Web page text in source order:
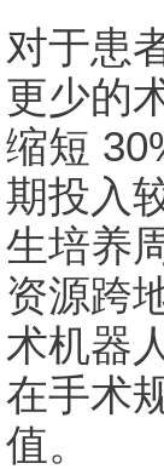
对于患
更少的
缩短
期投入
生培养
资源跨
术机器
在手术
值。